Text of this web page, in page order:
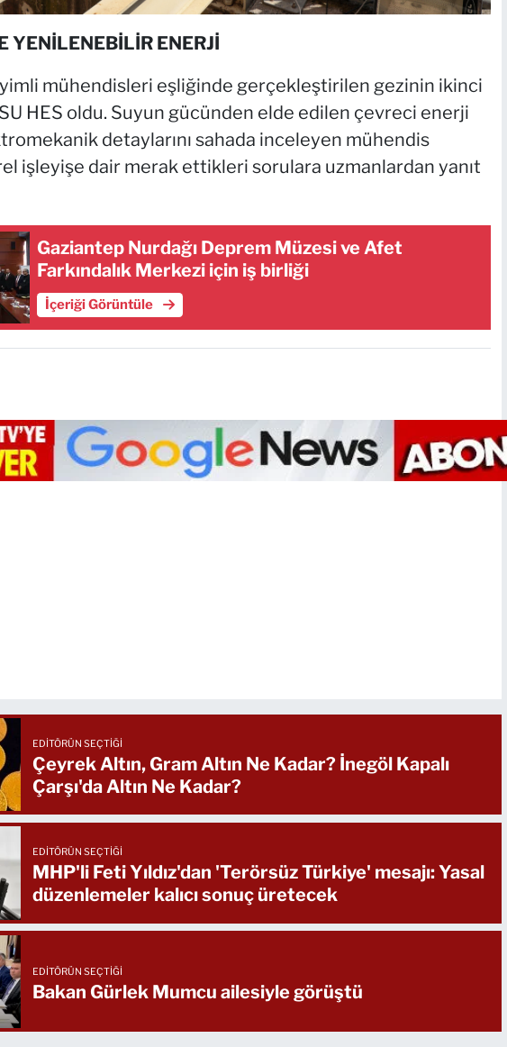
YENİLENEBİLİR ENERJİ
mühendisleri eşliğinde gerçekleştirilen gezinin ikinci
HES oldu. Suyun gücünden elde edilen çevreci enerji
detaylarını sahada inceleyen mühendis
işleyişe dair merak ettikleri sorulara uzmanlardan yanıt
Gaziantep Nurdağı Deprem Müzesi ve Afet
Farkındalık Merkezi için iş birliği
İçeriği Görüntüle
EDITÖRÜN SEÇTIĞI
Çeyrek Altın, Gram Altın Ne Kadar? İnegöl Kapalı
Çarşı'da Altın Ne Kadar?
EDITÖRÜN SEÇTIĞI
MHP'li Feti Yıldız'dan 'Terörsüz Türkiye' mesajı: Yasal
düzenlemeler kalıcı sonuç üretecek
EDITÖRÜN SEÇTIĞI
Bakan Gürlek Mumcu ailesiyle görüştü